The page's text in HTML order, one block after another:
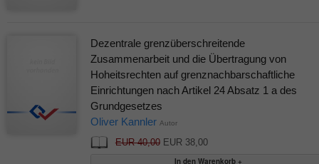
Dezentrale grenzüberschreitende
Zusammenarbeit und die Übertragung von
Hoheitsrechten auf grenznachbarschaftliche
Einrichtungen nach Artikel 24 Absatz 1 a des
Grundgesetzes
Oliver Kannler Autor
EUR 40,00EUR 38,00